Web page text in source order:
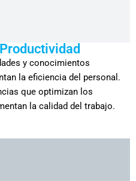
y conocimientos
la eficiencia del personal.
que optimizan los
la calidad del trabajo.